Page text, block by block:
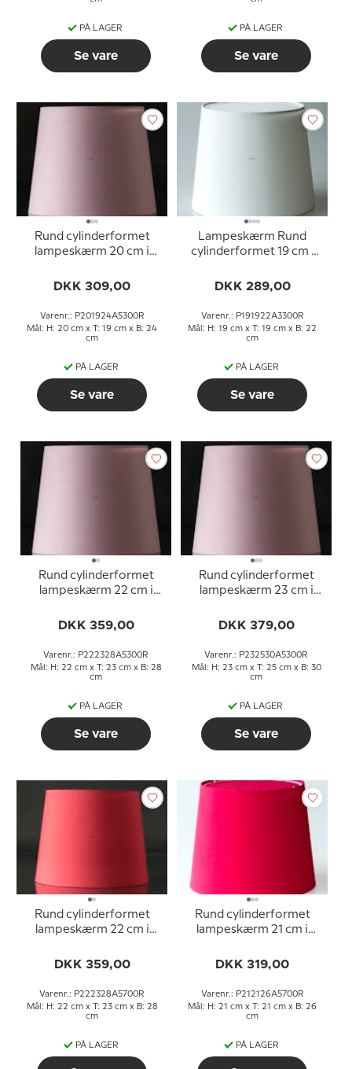
PÅ LAGER
Se vare
PÅ LAGER
Se vare
Rund cylinderformet
lampeskærm 20 cm i
DKK 309,00
Varenr.: P201924A5300R
Mål: H: 20 cm x T: 19 cm x B: 24
cm
PÅ LAGER
Se vare
Lampeskærm Rund
cylinderformet 19 cm i
DKK 289,00
Varenr.: P191922A3300R
Mål: H: 19 cm x T: 19 cm x B: 22
cm
PÅ LAGER
Se vare
Rund cylinderformet
lampeskærm 22 cm i
DKK 359,00
Varenr.: P222328A5300R
Mål: H: 22 cm x T: 23 cm x B: 28
cm
PÅ LAGER
Se vare
Rund cylinderformet
lampeskærm 23 cm i
DKK 379,00
Varenr.: P232530A5300R
Mål: H: 23 cm x T: 25 cm x B: 30
cm
PÅ LAGER
Se vare
Rund cylinderformet
lampeskærm 22 cm i
DKK 359,00
Varenr.: P222328A5700R
Mål: H: 22 cm x T: 23 cm x B: 28
cm
PÅ LAGER
Rund cylinderformet
lampeskærm 21 cm i
DKK 319,00
Varenr.: P212126A5700R
Mål: H: 21 cm x T: 21 cm x B: 26
cm
PÅ LAGER